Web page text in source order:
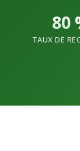
80
TAUX DE